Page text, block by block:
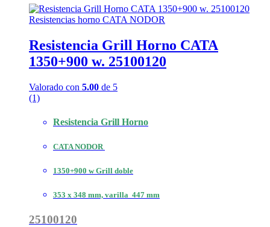
Resistencias horno CATA NODOR
Resistencia Grill Horno CATA
1350+900 w. 25100120
Valorado con 5.00 de 5
(1)
Resistencia Grill Horno
CATA NODOR
1350+900 w Grill doble
353 x 348 mm, varilla 447 mm
25100120